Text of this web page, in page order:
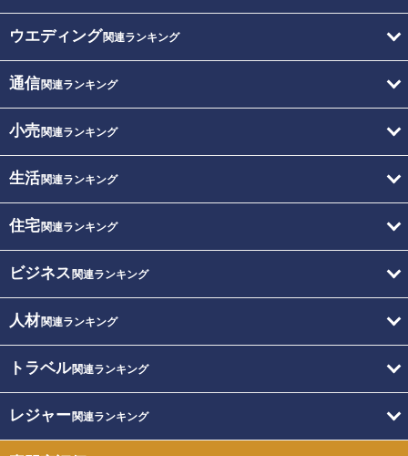
ウエディング関連ランキング
通信関連ランキング
小売関連ランキング
生活関連ランキング
住宅関連ランキング
ビジネス 関連ランキング
人材関連ランキング
トラベル関連ランキング
レジャー関連ランキング